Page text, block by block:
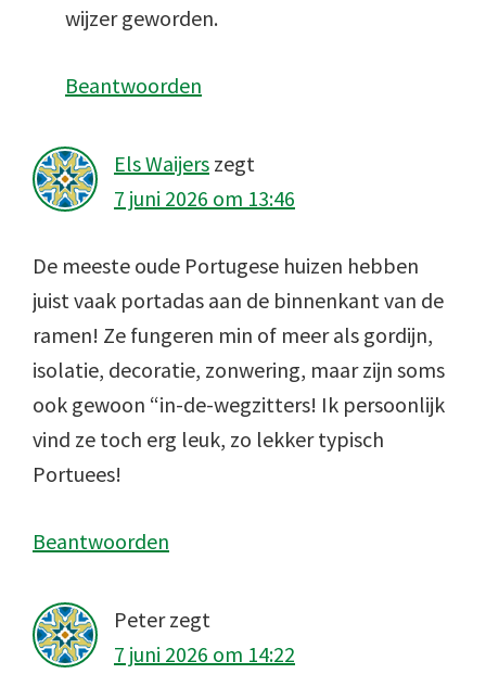
wijzer geworden.
Beantwoorden
Els Waijers zegt
7 juni 2026 om 13:46
De meeste oude Portugese huizen hebben
juist vaak portadas aan de binnenkant van de
ramen! Ze fungeren min of meer als gordijn,
isolatie, decoratie, zonwering, maar zijn soms
ook gewoon “in-de-wegzitters! Ik persoonlijk
vind ze toch erg leuk, zo lekker typisch
Portuees!
Beantwoorden
Peter zegt
7 juni 2026 om 14:22